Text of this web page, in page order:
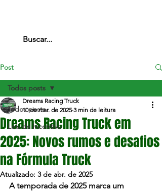
Post
Todos posts
Leis de Incentivo
Todos posts
Dreams Racing Truck em
2025: Novos rumos e desafios
na Fórmula Truck
Dreams Racing Truck
10 de mar. de 2025 3 min de leitura
Atualizado: 3 de abr. de 2025
A temporada de 2025 marca um